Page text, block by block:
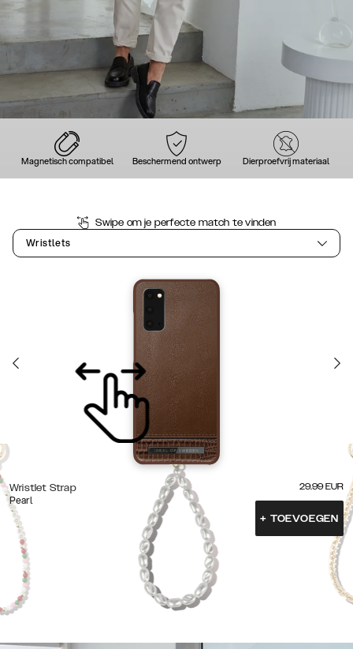
Magnetisch compatibel Beschermend ontwerp Dierproefvrij materiaal
Swipe om je perfecte match te vinden
Wristlets
Wristlet Strap
Pearl
29.99 EUR
+ TOEVOEGEN